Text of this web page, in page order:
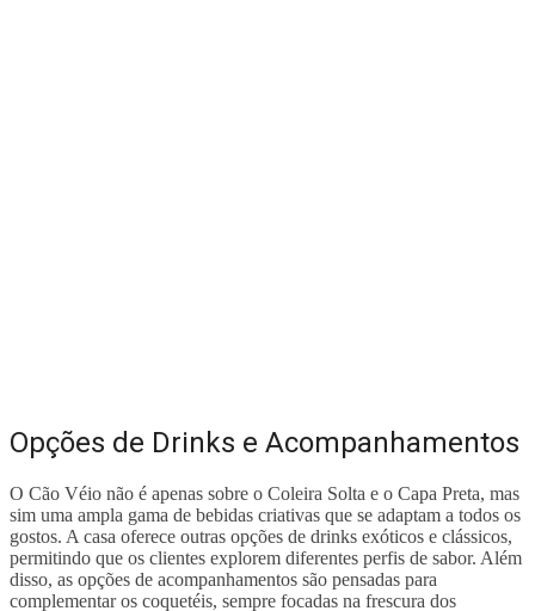
Opções de Drinks e Acompanhamentos
O Cão Véio não é apenas sobre o Coleira Solta e o Capa Preta, mas
sim uma ampla gama de bebidas criativas que se adaptam a todos os
gostos. A casa oferece outras opções de drinks exóticos e clássicos,
permitindo que os clientes explorem diferentes perfis de sabor. Além
disso, as opções de acompanhamentos são pensadas para
complementar os coquetéis, sempre focadas na frescura dos